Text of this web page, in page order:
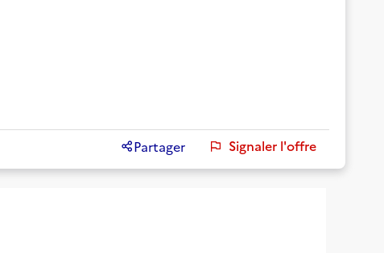
Partager Signaler l'offre